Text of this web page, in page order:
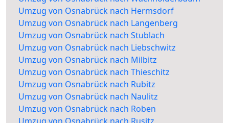
Umzug von Osnabrück nach Hermsdorf
Umzug von Osnabrück nach Langenberg
Umzug von Osnabrück nach Stublach
Umzug von Osnabrück nach Liebschwitz
Umzug von Osnabrück nach Milbitz
Umzug von Osnabrück nach Thieschitz
Umzug von Osnabrück nach Rubitz
Umzug von Osnabrück nach Naulitz
Umzug von Osnabrück nach Roben